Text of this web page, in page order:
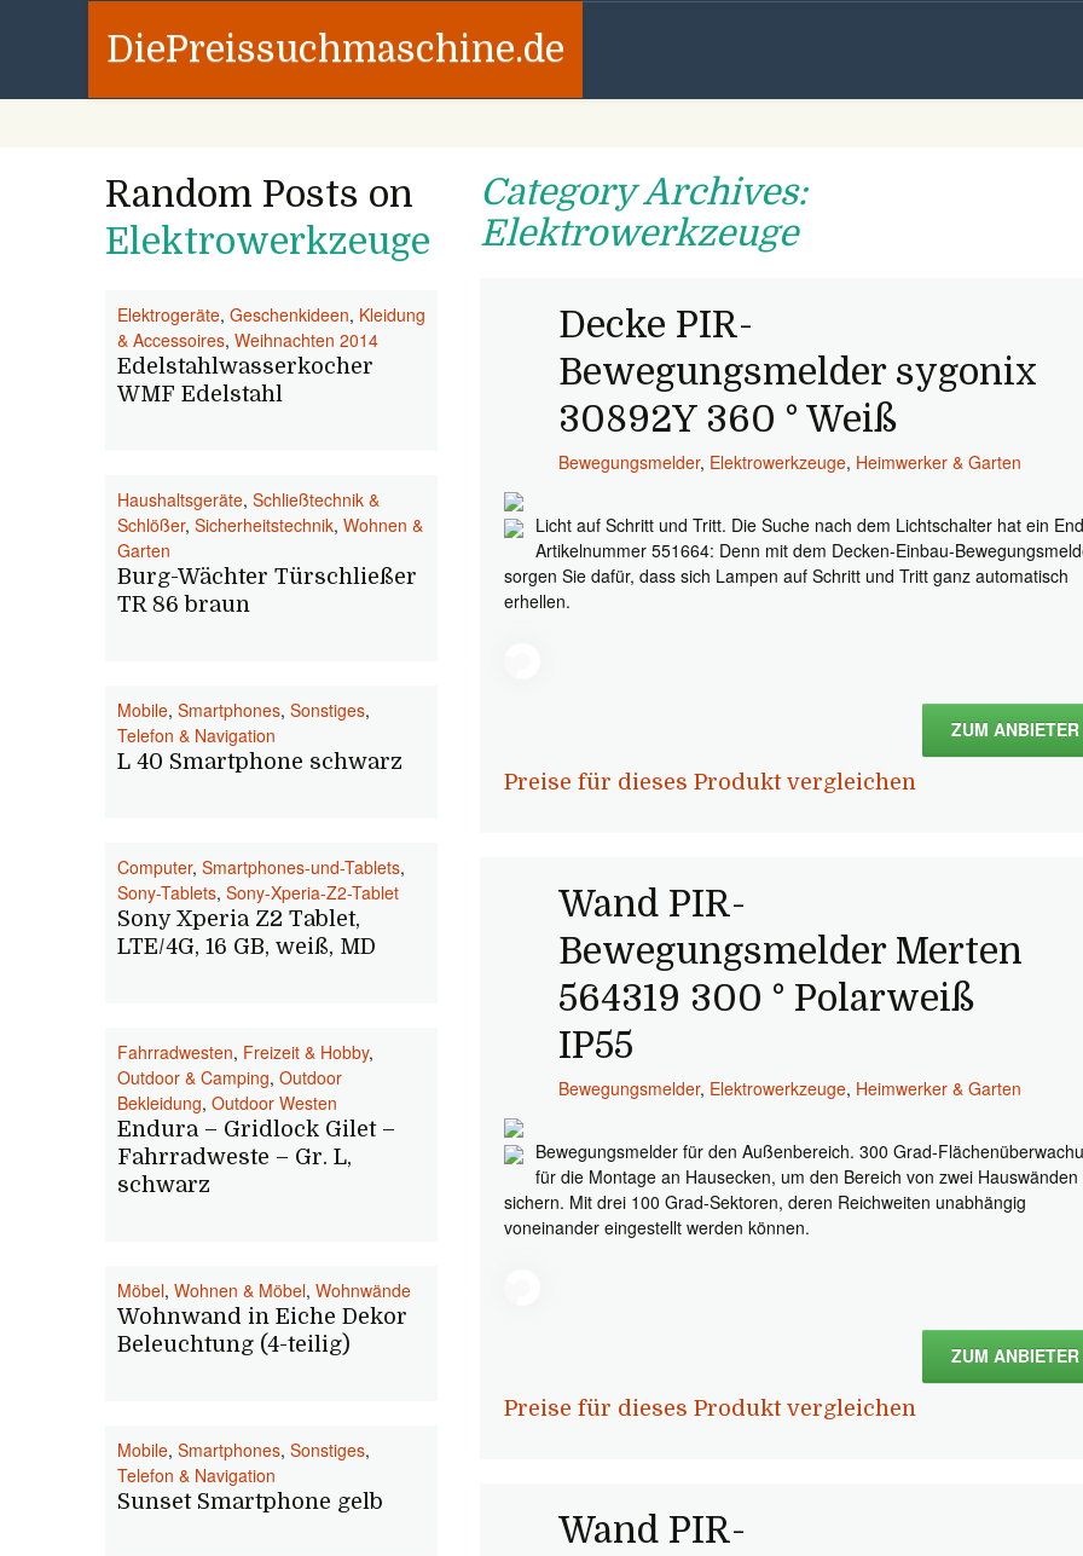
DiePreissuchmaschine.de
Category Archives:
Elektrowerkzeuge
Decke PIR-
Bewegungsmelder sygonix
30892Y 360 ° Weiß
Bewegungsmelder, Elektrowerkzeuge, Heimwerker & Garten
Licht auf Schritt und Tritt. Die Suche nach dem Lichtschalter hat ein
Artikelnummer 551664: Denn mit dem Decken-Einbau-
sorgen Sie dafür, dass sich Lampen auf Schritt und Tritt ganz automatisch
erhellen.
ZUM ANBIETER
Preise für dieses Produkt vergleichen
Wand PIR-
Bewegungsmelder Merten
564319 300 ° Polarweiß
IP55
Bewegungsmelder, Elektrowerkzeuge, Heimwerker & Garten
Bewegungsmelder für den Außenbereich. 300 Grad-
für die Montage an Hausecken, um den Bereich von zwei Hauswänden
sichern. Mit drei 100 Grad-Sektoren, deren Reichweiten unabhängig
voneinander eingestellt werden können.
ZUM ANBIETER
Preise für dieses Produkt vergleichen
Wand PIR-
Random Posts on
Elektrowerkzeuge
Elektrogeräte, Geschenkideen, Kleidung
& Accessoires, Weihnachten 2014
Edelstahlwasserkocher
WMF Edelstahl
Haushaltsgeräte, Schließtechnik &
Schlößer, Sicherheitstechnik, Wohnen &
Garten
Burg-Wächter Türschließer
TR 86 braun
Mobile, Smartphones, Sonstiges,
Telefon & Navigation
L 40 Smartphone schwarz
Computer, Smartphones-und-Tablets,
Sony-Tablets, Sony-Xperia-Z2-Tablet
Sony Xperia Z2 Tablet,
LTE/4G, 16 GB, weiß, MD
Fahrradwesten, Freizeit & Hobby,
Outdoor & Camping, Outdoor
Bekleidung, Outdoor Westen
Endura – Gridlock Gilet –
Fahrradweste – Gr. L,
schwarz
Möbel, Wohnen & Möbel, Wohnwände
Wohnwand in Eiche Dekor
Beleuchtung (4-teilig)
Mobile, Smartphones, Sonstiges,
Telefon & Navigation
Sunset Smartphone gelb